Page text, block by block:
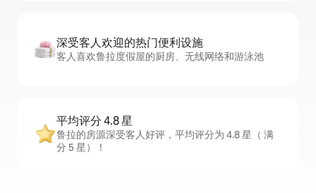
深受客人欢迎的热门便利设施
客人喜欢鲁拉度假屋的厨房、无线网络和游泳池
平均评分 4.8 星
鲁拉的房源深受客人好评，平均评分为 4.8 星（ 满
分 5 星）！